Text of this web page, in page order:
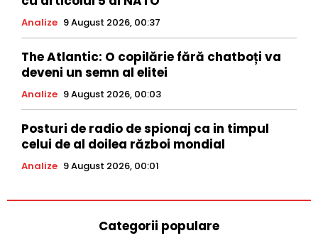
Analize 9 August 2026, 00:37
The Atlantic: O copilărie fără chatboți va
deveni un semn al elitei
Analize 9 August 2026, 00:03
Posturi de radio de spionaj ca in timpul
celui de al doilea război mondial
Analize 9 August 2026, 00:01
Categorii populare